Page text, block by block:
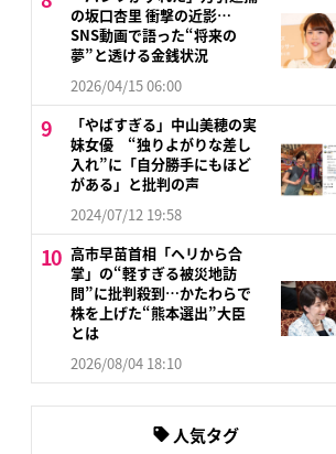
の坂口杏里 衝撃の近影…
SNS動画で語った“将来の
夢”と透ける金銭状況
2026/04/15 06:00
「やばすぎる」中山美穂の実
妹女優 “独りよがりな差し
入れ”に「自分勝手にもほど
がある」と批判の声
2024/07/12 19:58
高市早苗首相「ヘリから合
掌」の“軽すぎる被災地訪
問”に批判殺到…かたわらで
株を上げた“熊本選出”大臣
とは
2026/08/04 18:10
人気タグ